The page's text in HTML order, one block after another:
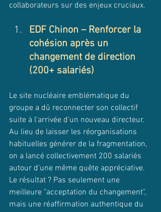
collaborateurs sur des enjeux cruciaux.
EDF Chinon – Renforcer la
cohésion après un
changement de direction
(200+ salariés)
Le site nucléaire emblématique du
groupe a dû reconnecter son collectif
suite à l'arrivée d'un nouveau directeur.
Au lieu de laisser les réorganisations
habituelles générer de la fragmentation,
on a lancé collectivement 200 salariés
autour d'une même quête appréciative.
Le résultat ? Pas seulement une
meilleure "acceptation du changement",
mais une réaffirmation authentique du